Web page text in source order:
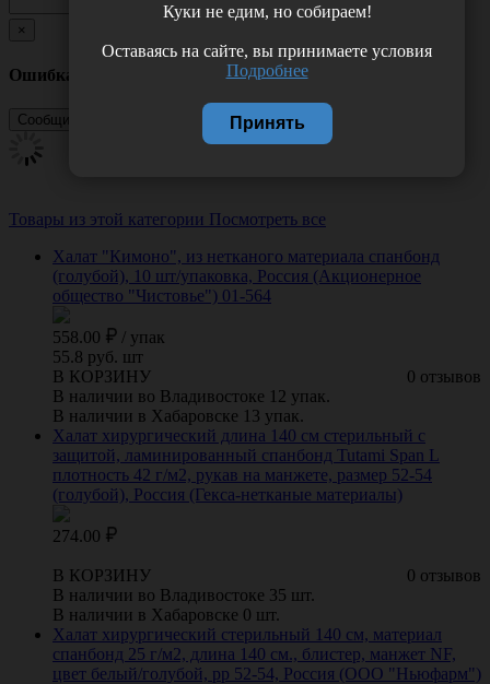
×
Ошибка
Товары из этой категории Посмотреть все
Халат "Кимоно", из нетканого материала спанбонд
(голубой), 10 шт/упаковка, Россия (Акционерное
общество "Чистовье") 01-564
558.00 / упак
55.8 руб. шт
0 отзывов
В КОРЗИНУ
В наличии во Владивостоке 12 упак.
В наличии в Хабаровске 13 упак.
Халат хирургический длина 140 см стерильный с
защитой, ламинированный спанбонд Tutami Span L
плотность 42 г/м2, рукав на манжете, размер 52-54
(голубой), Россия (Гекса-нетканые материалы)
274.00
0 отзывов
В КОРЗИНУ
В наличии во Владивостоке 35 шт.
В наличии в Хабаровске 0 шт.
Халат хирургический стерильный 140 см, материал
спанбонд 25 г/м2, длина 140 см., блистер, манжет NF,
цвет белый/голубой, рр 52-54, Россия (ООО "Ньюфарм")
Куки не едим, но собираем!
Оставаясь на сайте, вы принимаете условия
Подробнее
Принять